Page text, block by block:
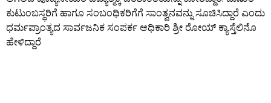
ಕುಟುಂಬಸ್ಥರಿಗೆ ಹಾಗೂ ಸಂಬಂಧಿಕರಿಗೆಗೆ ಸಾಂತ್ವನವನ್ನು ಸೂಚಿಸಿದ್ದಾರೆ ಎಂದು
ಧರ್ಮಪ್ರಾಂತ್ಯದ ಸಾರ್ವಜನಿಕ ಸಂಪರ್ಕ ಆಧಿಕಾರಿ ಶ್ರೀ ರೋಯ್ ಕ್ಯಾಸ್ತೆಲಿನೊ
ಹೇಳಿದ್ದಾರೆ